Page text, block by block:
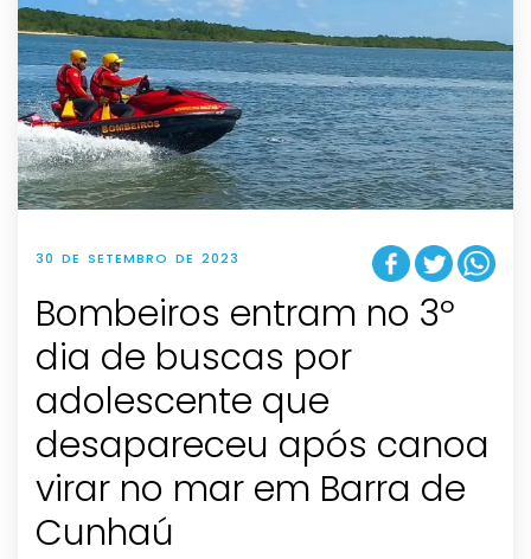
30 DE SETEMBRO DE 2023
Bombeiros entram no 3º
dia de buscas por
adolescente que
desapareceu após canoa
virar no mar em Barra de
Cunhaú